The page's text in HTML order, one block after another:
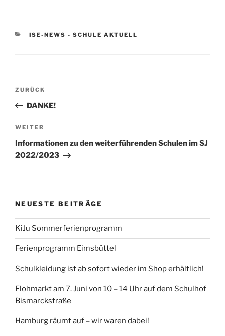
KATEGORIEN
ISE-NEWS - SCHULE AKTUELL
Beitragsnavigation
Vorheriger
Beitrag
ZURÜCK
DANKE!
Nächster
Beitrag
WEITER
Informationen zu den weiterführenden Schulen im SJ
2022/2023
NEUESTE BEITRÄGE
KiJu Sommerferienprogramm
Ferienprogramm Eimsbüttel
Schulkleidung ist ab sofort wieder im Shop erhältlich!
Flohmarkt am 7. Juni von 10 – 14 Uhr auf dem Schulhof
Bismarckstraße
Hamburg räumt auf – wir waren dabei!